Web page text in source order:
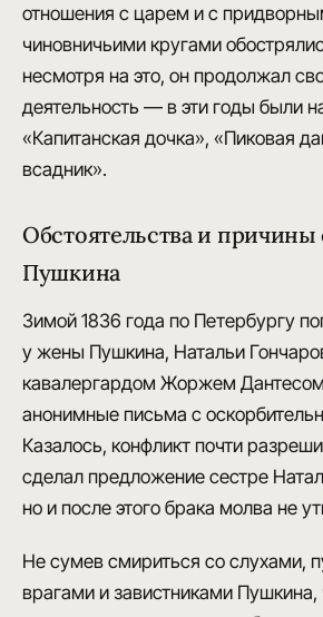
отношения с царем и с
чиновничьими кругами
несмотря на это, он продолжал
деятельность — в эти годы были
«Капитанская дочка», «Пиковая
всадник».
Обстоятельства и причины
Пушкина
Зимой 1836 года по Петербургу
у жены Пушкина, Натальи
кавалергардом Жоржем Дантесом
анонимные письма с
Казалось, конфликт почти
сделал предложение сестре
но и после этого брака молва не
Не сумев смириться со слухами,
врагами и завистниками Пушкина,